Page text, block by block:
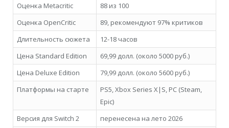
Оценка Metacritic
88 из 100
Оценка OpenCritic
89, рекомендуют 97% критиков
Длительность сюжета
12-18 часов
Цена Standard Edition
69,99 долл. (около 5000 руб.)
Цена Deluxe Edition
79,99 долл. (около 5600 руб.)
Платформы на старте
PS5, Xbox Series X|S, PC (Steam,
Epic)
Версия для Switch 2
перенесена на лето 2026